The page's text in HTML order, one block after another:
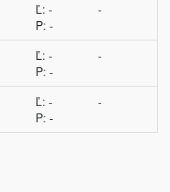
Ľ: -
P: -
-
Ľ: -
P: -
-
Ľ: -
P: -
-